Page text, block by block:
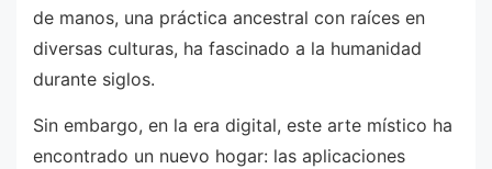
de manos, una práctica ancestral con raíces en
diversas culturas, ha fascinado a la humanidad
durante siglos.
Sin embargo, en la era digital, este arte místico ha
encontrado un nuevo hogar: las aplicaciones